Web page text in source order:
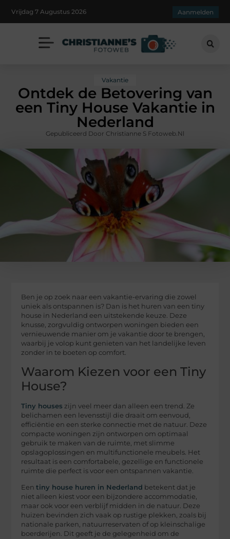
Vrijdag 7 Augustus 2026 Aanmelden
Vakantie
Ontdek de Betovering van
een Tiny House Vakantie in
Nederland
Gepubliceerd Door Christianne S Fotoweb.nl
Ben je op zoek naar een vakantie-ervaring die zowel
uniek als ontspannen is? Dan is het huren van een tiny
house in Nederland een uitstekende keuze. Deze
knusse, zorgvuldig ontworpen woningen bieden een
vernieuwende manier om je vakantie door te brengen,
waarbij je volop kunt genieten van het landelijke leven
zonder in te boeten op comfort.
Waarom Kiezen voor een Tiny
House?
Tiny houses zijn veel meer dan alleen een trend. Ze
belichamen een levensstijl die draait om eenvoud,
efficiëntie en een sterke connectie met de natuur. Deze
compacte woningen zijn ontworpen om optimaal
gebruik te maken van de ruimte, met slimme
opslagoplossingen en multifunctionele meubels. Het
resultaat is een comfortabele, gezellige en functionele
ruimte die perfect is voor een ontspannen vakantie.
Eentiny house huren in Nederland betekent dat je
niet alleen kiest voor een bijzondere accommodatie,
maar ook voor een verblijf midden in de natuur. Deze
huizen bevinden zich vaak op rustige plekken, zoals bij
nationale parken, natuurreservaten of op kleinschalige
boerderijen. Dit geeft je de gelegenheid om de